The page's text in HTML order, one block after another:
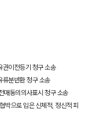
례
동향
권이전등기 청구 소송
류분반환 청구 소송
매동의의사표시 청구 소송
박으로 입은 신체적, 정신적 피